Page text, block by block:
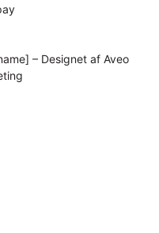
– Designet af Aveo